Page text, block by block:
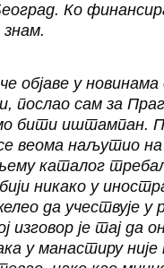
Ко
знам.
објаве у новинама
послао сам за
бити иштампан.
веома наљутио
каталог
никако у
да учествује у
изговор је тај да
у манастиру